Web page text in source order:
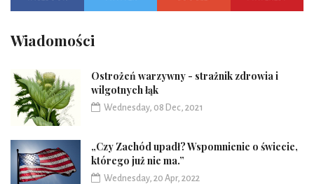
Wiadomości
Ostrożeń warzywny - strażnik zdrowia i
wilgotnych łąk
Wednesday, 08 Dec, 2021
„Czy Zachód upadł? Wspomnienie o świecie,
którego już nie ma.”
Wednesday, 20 Apr, 2022